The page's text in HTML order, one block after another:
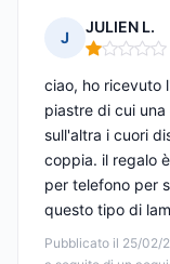
J
JULIEN L.
Nota: 1 su 5
Pubblicato il 25/02/
ciao, ho ricevuto
piastre di cui
sull'altra i cuori
coppia. il regalo
per telefono per
questo tipo di